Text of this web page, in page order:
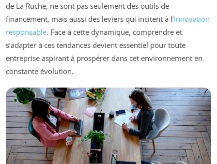
de La Ruche, ne sont pas seulement des outils de
financement, mais aussi des leviers qui incitent à l’innovation
responsable. Face à cette dynamique, comprendre et
s’adapter à ces tendances devient essentiel pour toute
entreprise aspirant à prospérer dans cet environnement en
constante évolution.